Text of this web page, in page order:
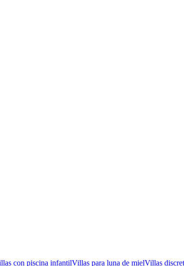
con piscina infantilVillas para luna de mielVillas